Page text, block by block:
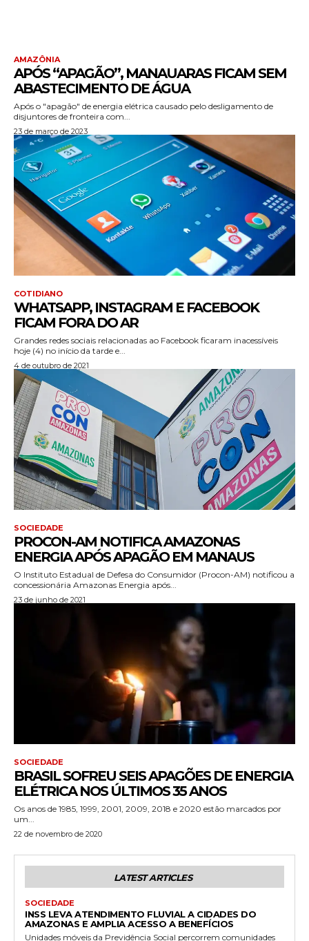
AMAZÔNIA
APÓS “APAGÃO”, MANAUARAS FICAM SEM
ABASTECIMENTO DE ÁGUA
Após o "apagão" de energia elétrica causado pelo desligamento de
disjuntores de fronteira com...
23 de março de 2023
COTIDIANO
WHATSAPP, INSTAGRAM E FACEBOOK
FICAM FORA DO AR
Grandes redes sociais relacionadas ao Facebook ficaram inacessíveis
hoje (4) no início da tarde e...
4 de outubro de 2021
SOCIEDADE
PROCON-AM NOTIFICA AMAZONAS
ENERGIA APÓS APAGÃO EM MANAUS
O Instituto Estadual de Defesa do Consumidor (Procon-AM) notificou a
concessionária Amazonas Energia após...
23 de junho de 2021
SOCIEDADE
BRASIL SOFREU SEIS APAGÕES DE ENERGIA
ELÉTRICA NOS ÚLTIMOS 35 ANOS
Os anos de 1985, 1999, 2001, 2009, 2018 e 2020 estão marcados por
um...
22 de novembro de 2020
LATEST ARTICLES
SOCIEDADE
INSS LEVA ATENDIMENTO FLUVIAL A CIDADES DO
AMAZONAS E AMPLIA ACESSO A BENEFÍCIOS
Unidades móveis da Previdência Social percorrem comunidades